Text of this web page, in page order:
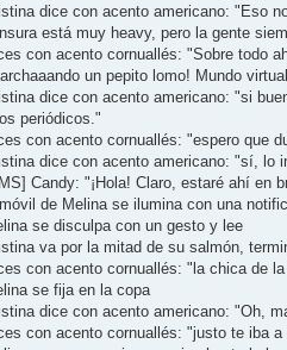
dice con acento americano: "Eso
está muy heavy, pero la gente
con acento cornuallés: "Sobre todo
un pepito lomo! Mundo
dice con acento americano: "si
periódicos."
con acento cornuallés: "espero que
dice con acento americano: "sí, lo
Candy: "¡Hola! Claro, estaré ahí en
de Melina se ilumina con una
se disculpa con un gesto y lee
va por la mitad de su salmón,
con acento cornuallés: "la chica de
se fija en la copa
dice con acento americano: "Oh,
con acento cornuallés: "justo te iba a